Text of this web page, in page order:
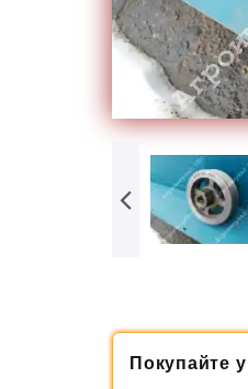
Покупайте